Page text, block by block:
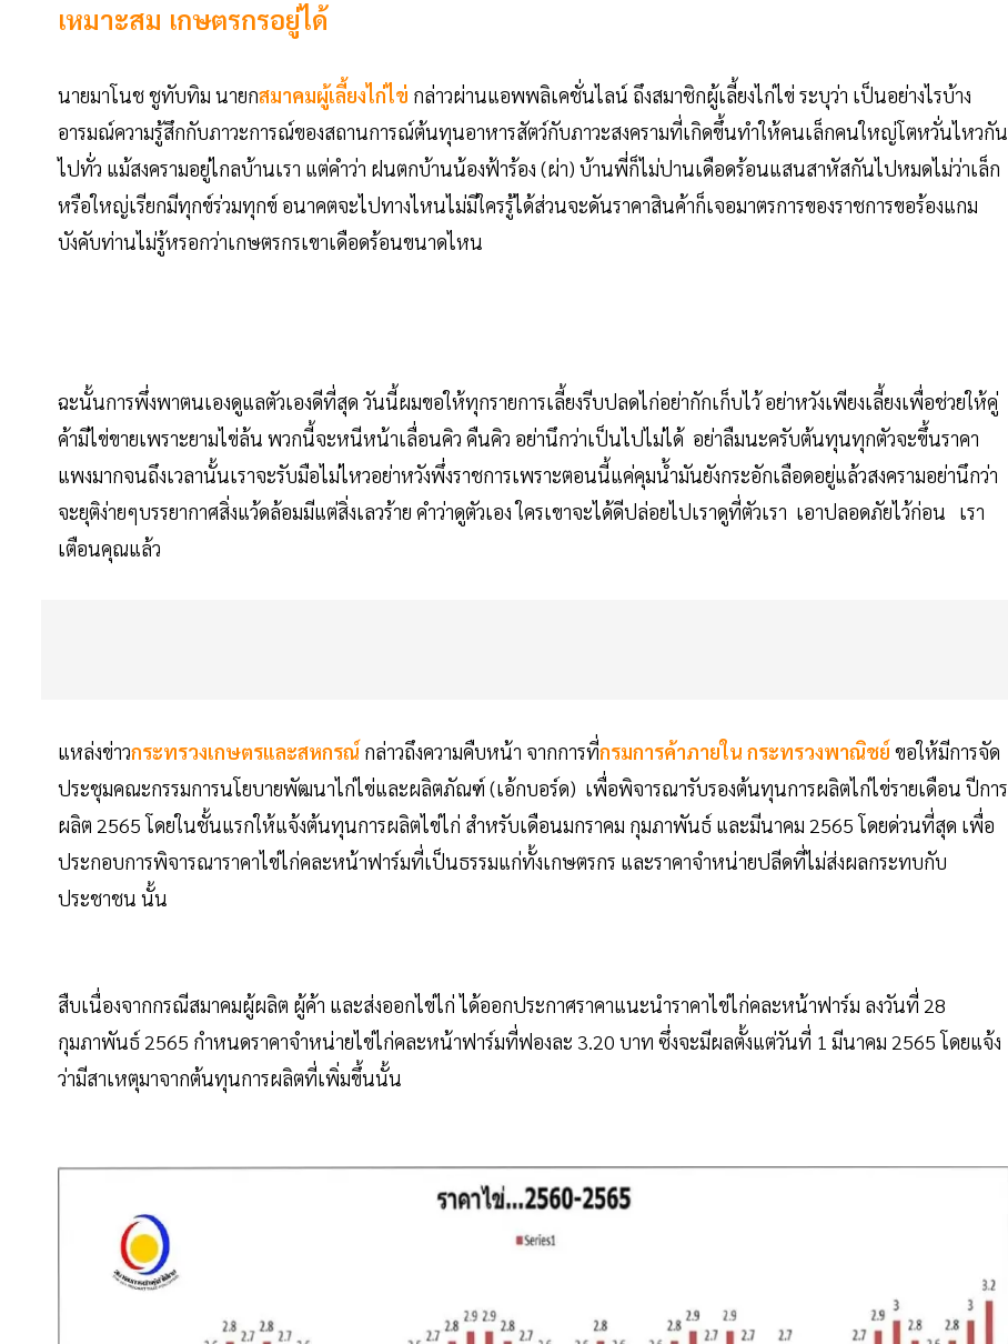
เหมาะสม เกษตรกรอยู่ได้
นายมาโนช ชูทับทิม นายกสมาคมผู้เลี้ยงไก่ไข่ กล่าวผ่านแอพพลิเคชั่นไลน์ ถึงสมาชิกผู้เลี้ยงไก่ไข่ ระบุว่า เป็นอย่างไรบ้าง
อารมณ์ความรู้สึกกับภาวะการณ์ของสถานการณ์ต้นทุนอาหารสัตว์กับภาวะสงครามที่เกิดขึ้นทำให้คนเล็กคนใหญ่โตหวั่นไหวกัน
ไปทั่ว แม้สงครามอยู่ไกลบ้านเรา แต่คำว่า ฝนตกบ้านน้องฟ้าร้อง (ผ่า) บ้านพี่ก็ไม่ปานเดือดร้อนแสนสาหัสกันไปหมดไม่ว่าเล็ก
หรือใหญ่เรียกมีทุกข์ร่วมทุกข์ อนาคตจะไปทางไหนไม่มีใครรู้ได้ส่วนจะดันราคาสินค้าก็เจอมาตรการของราชการขอร้องแกม
บังคับท่านไม่รู้หรอกว่าเกษตรกรเขาเดือดร้อนขนาดไหน
ฉะนั้นการพึ่งพาตนเองดูแลตัวเองดีที่สุด วันนี้ผมขอให้ทุกรายการเลี้ยงรีบปลดไก่อย่ากักเก็บไว้ อย่าหวังเพียงเลี้ยงเพื่อช่วยให้คู่
ค้ามีไข่ขายเพราะยามไข่ล้น พวกนี้จะหนีหน้าเลื่อนคิว คืนคิว อย่านึกว่าเป็นไปไม่ได้ อย่าลืมนะครับต้นทุนทุกตัวจะขึ้นราคา
แพงมากจนถึงเวลานั้นเราจะรับมือไม่ไหวอย่าหวังพึ่งราชการเพราะตอนนี้แค่คุมน้ำมันยังกระอักเลือดอยู่แล้วสงครามอย่านึกว่า
จะยุติง่ายๆบรรยากาศสิ่งแว้ดล้อมมีแต่สิ่งเลวร้าย คำว่าดูตัวเอง ใครเขาจะได้ดีปล่อยไปเราดูที่ตัวเรา เอาปลอดภัยไว้ก่อน เรา
เตือนคุณแล้ว
แหล่งข่าวกระทรวงเกษตรและสหกรณ์ กล่าวถึงความคืบหน้า จากการที่กรมการค้าภายใน กระทรวงพาณิชย์ ขอให้มีการจัด
ประชุมคณะกรรมการนโยบายพัฒนาไก่ไข่และผลิตภัณฑ์ (เอ้กบอร์ด) เพื่อพิจารณารับรองต้นทุนการผลิตไก่ไข่รายเดือน ปีการ
ผลิต 2565 โดยในชั้นแรกให้แจ้งต้นทุนการผลิตไข่ไก่ สำหรับเดือนมกราคม กุมภาพันธ์ และมีนาคม 2565 โดยด่วนที่สุด เพื่อ
ประกอบการพิจารณาราคาไข่ไก่คละหน้าฟาร์มที่เป็นธรรมแก่ทั้งเกษตรกร และราคาจำหน่ายปลีดที่ไม่ส่งผลกระทบกับ
ประชาชน นั้น
สืบเนื่องจากกรณีสมาคมผู้ผลิต ผู้ค้า และส่งออกไข่ไก่ ได้ออกประกาศราคาแนะนำราคาไข่ไก่คละหน้าฟาร์ม ลงวันที่ 28
กุมภาพันธ์ 2565 กำหนดราคาจำหน่ายไข่ไก่คละหน้าฟาร์มที่ฟองละ 3.20 บาท ซึ่งจะมีผลตั้งแต่วันที่ 1 มีนาคม 2565 โดยแจ้ง
ว่ามีสาเหตุมาจากต้นทุนการผลิตที่เพิ่มขึ้นนั้น